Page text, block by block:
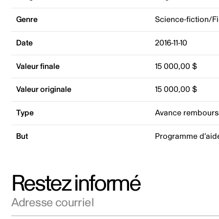
Genre Science-fiction/
Date 2016-11-10
Valeur finale 15 000,00 $
Valeur originale 15 000,00 $
Type Avance
But Programme
Restez informé